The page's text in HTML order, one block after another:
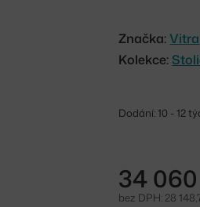
Značka:Vitra
Kolekce:
Dodání: 10 - 12
34
bez DPH: 28